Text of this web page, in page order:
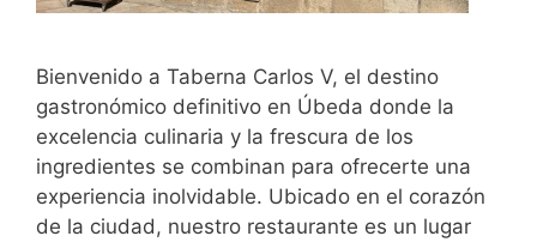
Bienvenido a Taberna Carlos V, el destino
gastronómico definitivo en Úbeda donde la
excelencia culinaria y la frescura de los
ingredientes se combinan para ofrecerte una
experiencia inolvidable. Ubicado en el corazón
de la ciudad, nuestro restaurante es un lugar